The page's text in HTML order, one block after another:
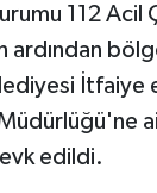
112 Acil
ardından
İtfaiye
edildi.